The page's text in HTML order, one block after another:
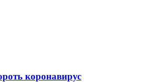
коронавирус